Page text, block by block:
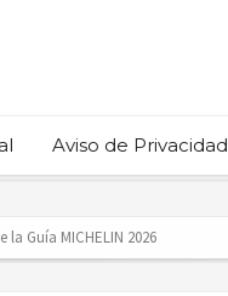
Aviso de Privacidad
San Lucas